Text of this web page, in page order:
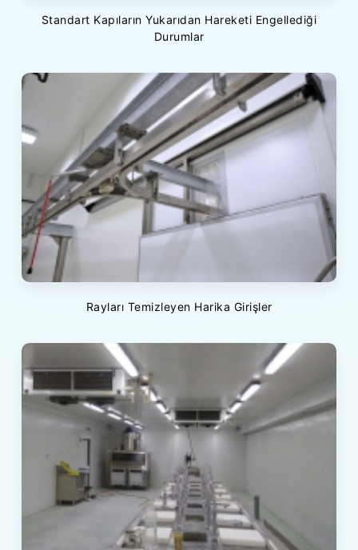
Standart Kapıların Yukarıdan Hareketi Engellediği
Durumlar
Rayları Temizleyen Harika Girişler